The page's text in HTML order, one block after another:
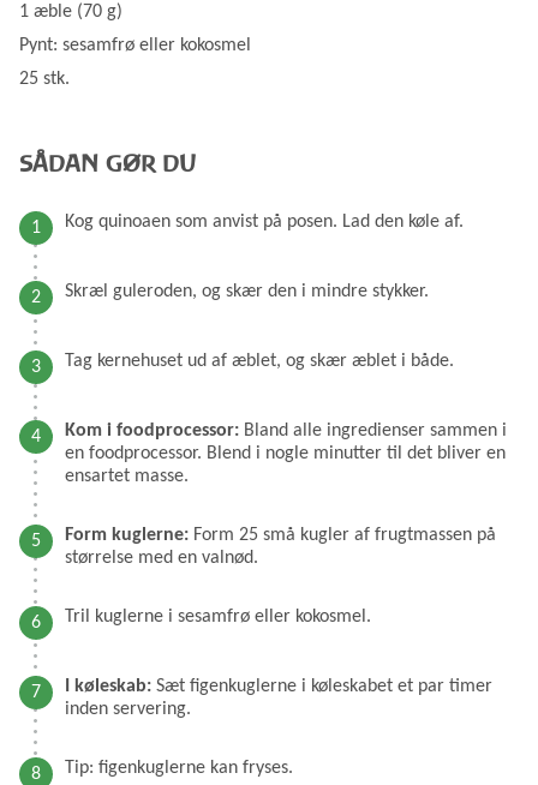
1 æble (70 g)
Pynt: sesamfrø eller kokosmel
25 stk.
SÅDAN GØR DU
Kog quinoaen som anvist på posen. Lad den køle af.
Skræl guleroden, og skær den i mindre stykker.
Tag kernehuset ud af æblet, og skær æblet i både.
Kom i foodprocessor: Bland alle ingredienser sammen i
en foodprocessor. Blend i nogle minutter til det bliver en
ensartet masse.
Form kuglerne: Form 25 små kugler af frugtmassen på
størrelse med en valnød.
Tril kuglerne i sesamfrø eller kokosmel.
I køleskab: Sæt figenkuglerne i køleskabet et par timer
inden servering.
Tip: figenkuglerne kan fryses.